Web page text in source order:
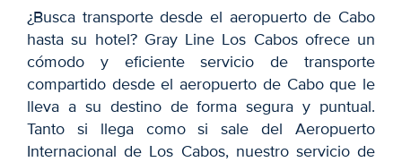
¿Busca transporte desde el aeropuerto de Cabo
hasta su hotel? Gray Line Los Cabos ofrece un
cómodo y eficiente servicio de transporte
compartido desde el aeropuerto de Cabo que le
lleva a su destino de forma segura y puntual.
Tanto si llega como si sale del Aeropuerto
Internacional de Los Cabos, nuestro servicio de